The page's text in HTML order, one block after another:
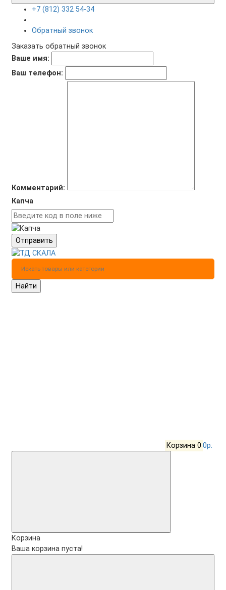
+7 (812) 332 54-34
Обратный звонок
Заказать обратный звонок
Ваше имя:
Ваш телефон:
Комментарий:
Капча
Отправить
Найти
Корзина 0 0р.
Корзина
Ваша корзина пуста!